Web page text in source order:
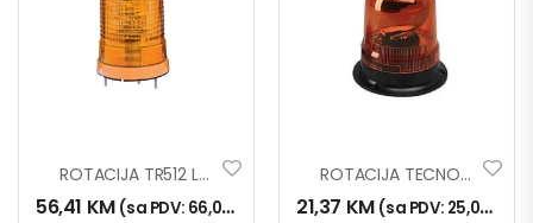
ROTACIJA TR512 LED 12-24V
56,41 KM (sa PDV: 66,00
ROTACIJA TECNOPOINT 12V
21,37 KM (sa PDV: 25,00